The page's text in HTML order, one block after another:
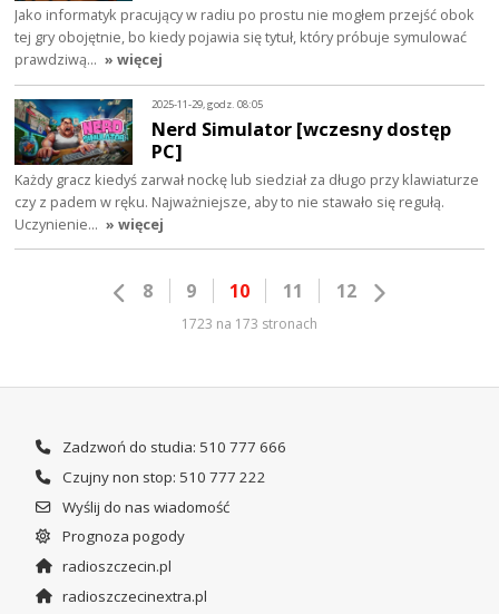
Jako informatyk pracujący w radiu po prostu nie mogłem przejść obok
tej gry obojętnie, bo kiedy pojawia się tytuł, który próbuje symulować
prawdziwą… » więcej
2025-11-29, godz. 08:05
Nerd Simulator [wczesny dostęp
PC]
Każdy gracz kiedyś zarwał nockę lub siedział za długo przy klawiaturze
czy z padem w ręku. Najważniejsze, aby to nie stawało się regułą.
Uczynienie… » więcej
8 9 10 11 12
1723 na 173 stronach
Zadzwoń do studia: 510 777 666
Czujny non stop: 510 777 222
Wyślij do nas wiadomość
Prognoza pogody
radioszczecin.pl
radioszczecinextra.pl